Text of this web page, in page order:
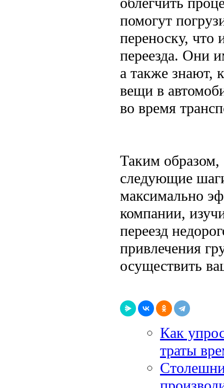
помогут
переноску, что
переезда. Они
а также знают,
вещи в
во время
Таким
следующие
максимально
компании,
переезд
привлечения
осуществить
Как
траты